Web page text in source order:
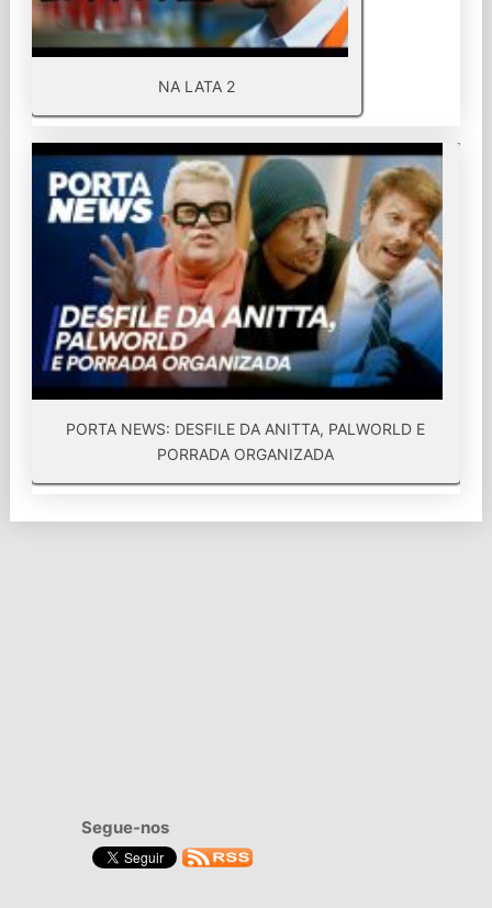
NA LATA 2
PORTA NEWS: DESFILE DA ANITTA, PALWORLD E
PORRADA ORGANIZADA
Segue-nos